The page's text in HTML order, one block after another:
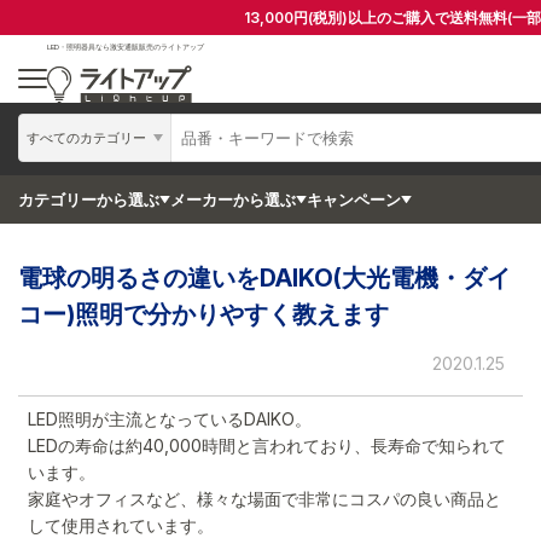
13,000円(税別)以上のご購入で送料無料(一
LED・照明器具なら激安通販販売のライトアップ
すべてのカテゴリー
カテゴリーから選ぶ メーカーから選ぶ キャンペーン
電球の明るさの違いをDAIKO(大光電機・ダイ
コー)照明で分かりやすく教えます
2020.1.25
LED照明が主流となっているDAIKO。
LEDの寿命は約40,000時間と言われており、長寿命で知られて
います。
家庭やオフィスなど、様々な場面で非常にコスパの良い商品と
して使用されています。